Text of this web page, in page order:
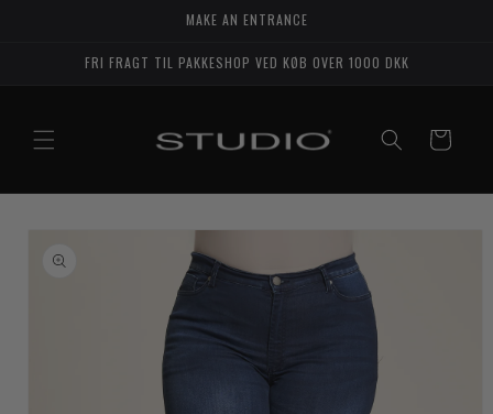
MAKE AN ENTRANCE
FRI FRAGT TIL PAKKESHOP VED KØB OVER 1000 DKK
Indkøbskurv